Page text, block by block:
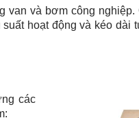
van và bơm công
hoạt động và kéo dài
các